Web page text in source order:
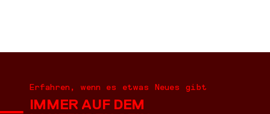
Erfahren, wenn es etwas Neues gibt
IMMER AUF DEM